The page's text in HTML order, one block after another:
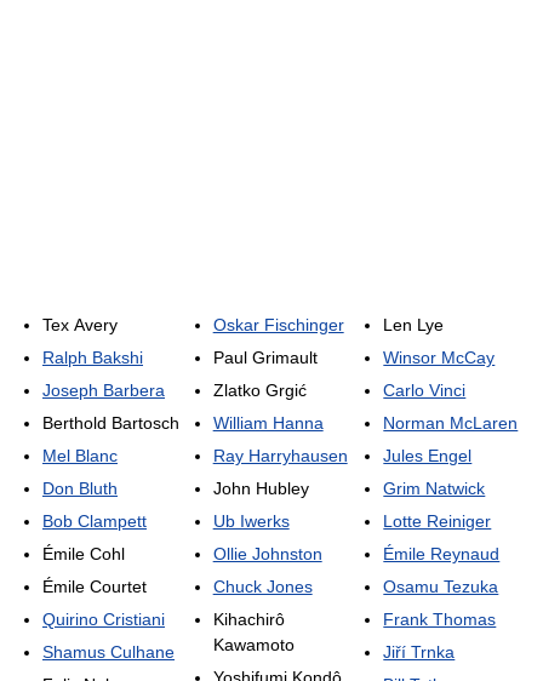
Tex Avery
Ralph Bakshi
Joseph Barbera
Berthold Bartosch
Mel Blanc
Don Bluth
Bob Clampett
Émile Cohl
Émile Courtet
Quirino Cristiani
Shamus Culhane
Oskar Fischinger
Paul Grimault
Zlatko Grgić
William Hanna
Ray Harryhausen
John Hubley
Ub Iwerks
Ollie Johnston
Chuck Jones
Kihachirô
Kawamoto
Len Lye
Winsor McCay
Carlo Vinci
Norman McLaren
Jules Engel
Grim Natwick
Lotte Reiniger
Émile Reynaud
Osamu Tezuka
Frank Thomas
Jiří Trnka